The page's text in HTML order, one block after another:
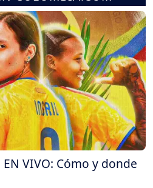
VIVO: Cómo y donde